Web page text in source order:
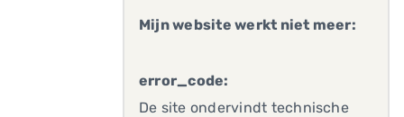
Mijn website werkt niet meer:
error_code:
De site ondervindt technische